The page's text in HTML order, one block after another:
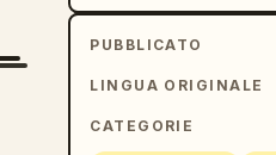
PUBBLICATO
LINGUA ORIGINALE
CATEGORIE